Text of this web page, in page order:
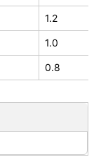
1.2
1.0
0.8